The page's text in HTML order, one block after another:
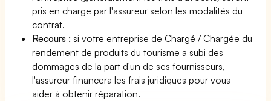
pris en charge par l'assureur selon les modalités du
contrat.
Recours : si votre entreprise de Chargé / Chargée du
rendement de produits du tourisme a subi des
dommages de la part d'un de ses fournisseurs,
l'assureur financera les frais juridiques pour vous
aider à obtenir réparation.